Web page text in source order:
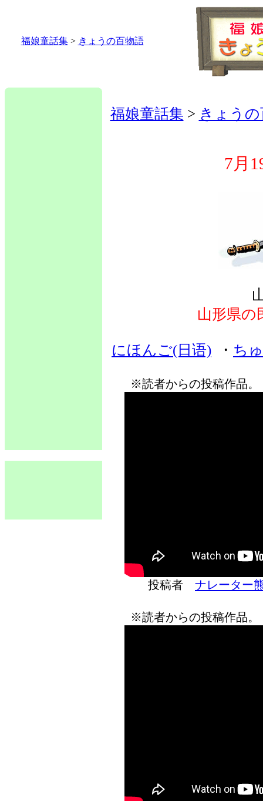
福娘童話集> きょうの百物語
福娘童話集 > きょう
7月
山形県の
にほんご(日语) ・ ち
※読者からの投稿作品
投稿者 ナレーター
※読者からの投稿作品